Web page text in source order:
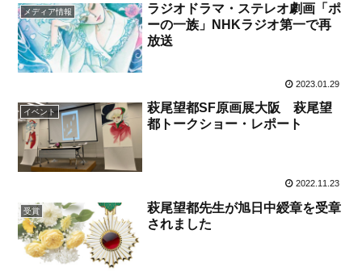
メディア情報
ラジオドラマ・ステレオ劇画「ポ
ーの一族」NHKラジオ第一で再
放送
2023.01.29
イベント
萩尾望都SF原画展大阪 萩尾望
都トークショー・レポート
2022.11.23
受賞
萩尾望都先生が旭日中綬章を受章
されました